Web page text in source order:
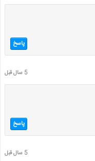
پاسخ
5 سال قبل
پاسخ
5 سال قبل